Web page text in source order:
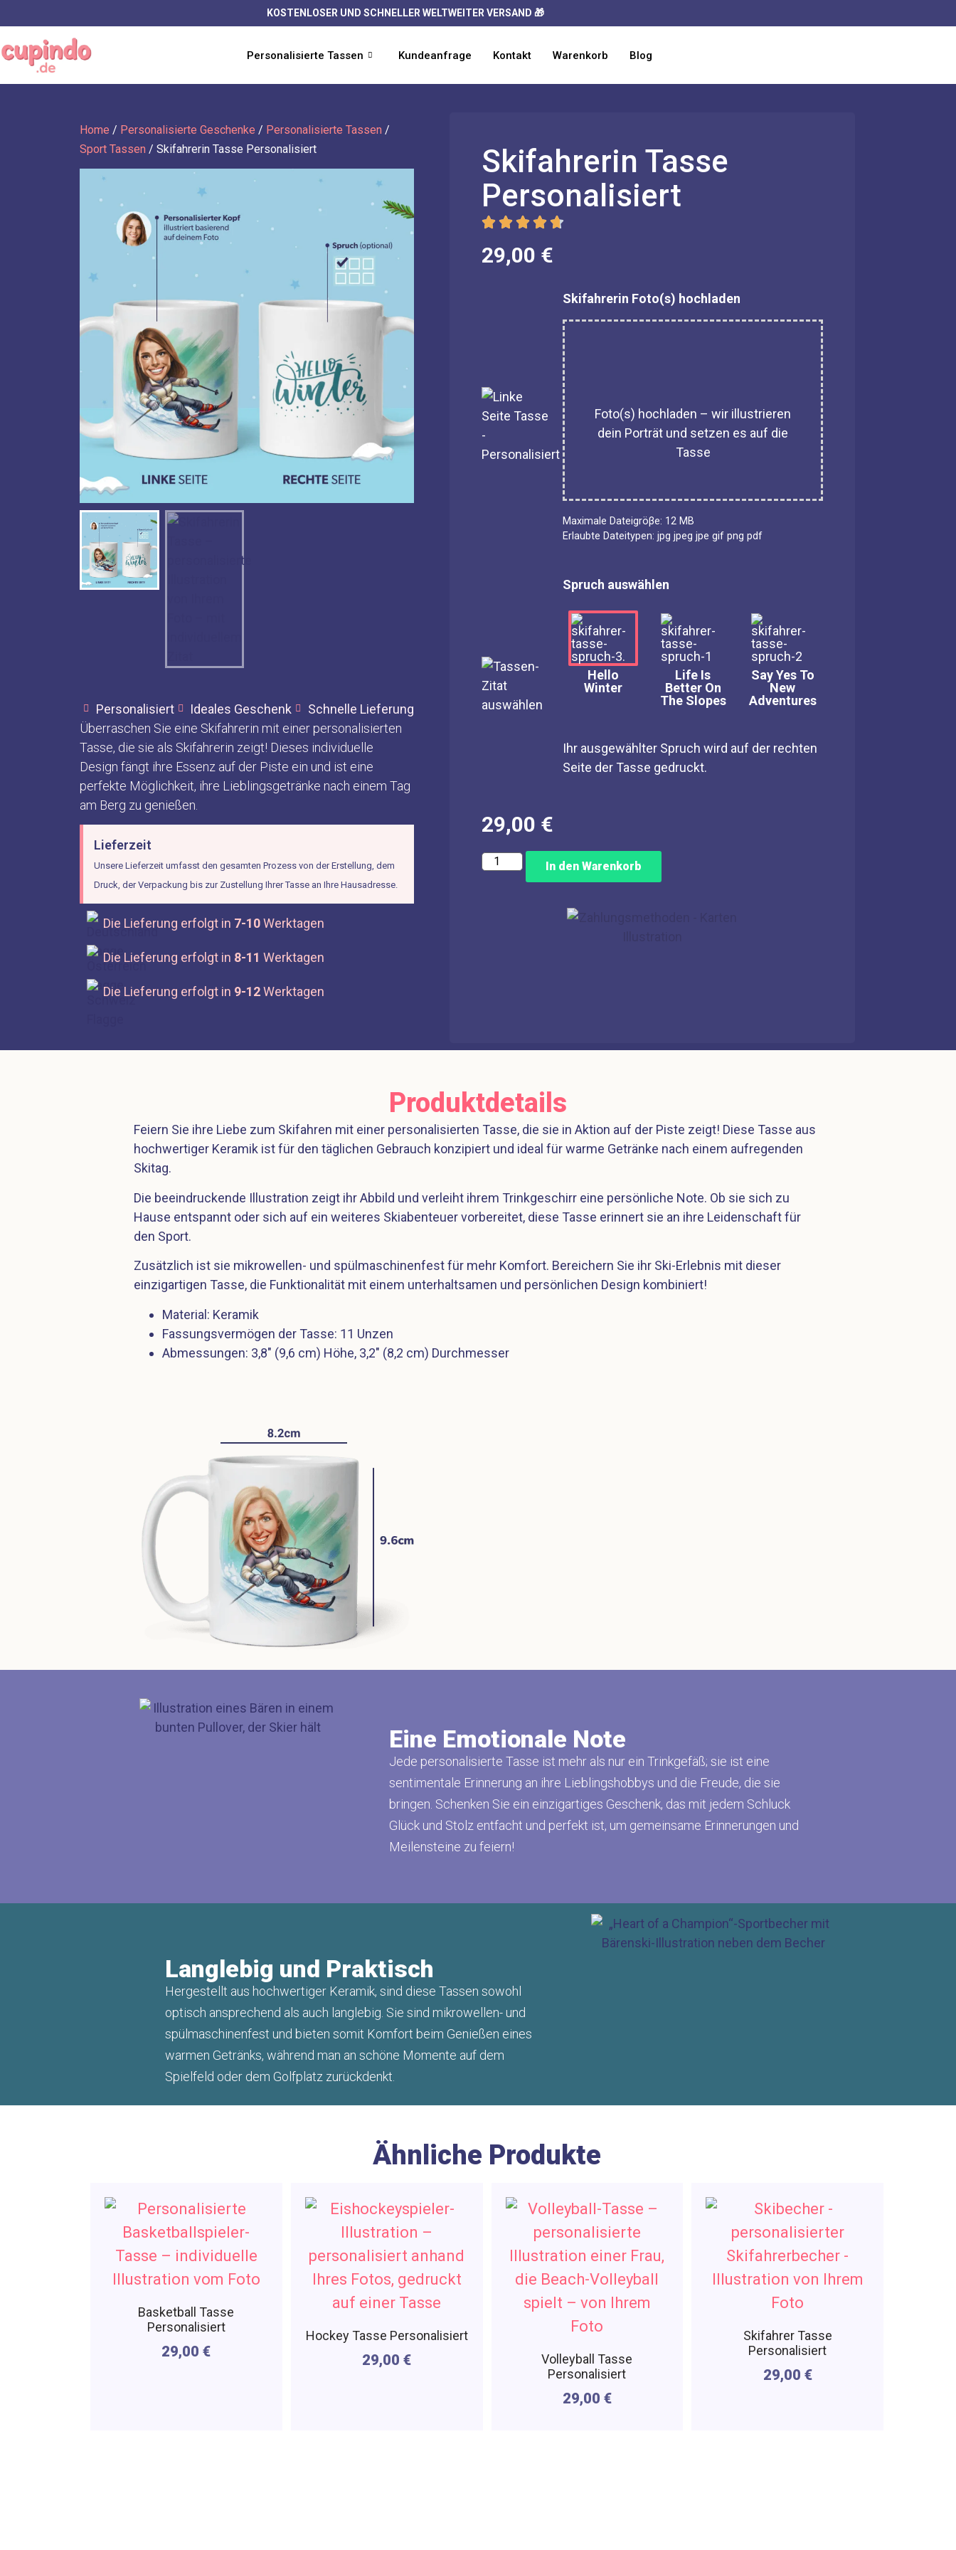
KOSTENLOSER UND SCHNELLER WELTWEITER VERSAND 🎁
Personalisierte Tassen Kundeanfrage Kontakt Warenkorb Blog
Home / Personalisierte Geschenke / Personalisierte Tassen /
Sport Tassen / Skifahrerin Tasse Personalisiert
Personalisiert Ideales Geschenk
Schnelle Lieferung
Überraschen Sie eine Skifahrerin mit einer personalisierten
Tasse, die sie als Skifahrerin zeigt! Dieses individuelle
Design fängt ihre Essenz auf der Piste ein und ist eine
perfekte Möglichkeit, ihre Lieblingsgetränke nach einem Tag
am Berg zu genießen.
Lieferzeit
Unsere Lieferzeit umfasst den gesamten Prozess von der Erstellung, dem
Druck, der Verpackung bis zur Zustellung Ihrer Tasse an Ihre Hausadresse.
Die Lieferung erfolgt in 7-10Werktagen
Die Lieferung erfolgt in 8-11 Werktagen
Die Lieferung erfolgt in 9-12Werktagen
Skifahrerin Tasse
Personalisiert
29,00 €
Skifahrerin Foto(s) hochladen
Foto(s) hochladen – wir illustrieren
dein Porträt und setzen es auf die
Tasse
Maximale Dateigröβe: 12 MB
Erlaubte Dateitypen: jpg jpeg jpe gif png pdf
Spruch auswählen
Hello
Winter
Life Is
Better On
The Slopes
Say Yes To
New
Adventures
Ihr ausgewählter Spruch wird auf der rechten
Seite der Tasse gedruckt.
29,00 €
In den Warenkorb
Produktdetails
Feiern Sie ihre Liebe zum Skifahren mit einer personalisierten Tasse, die sie in Aktion auf der Piste zeigt! Diese Tasse aus
hochwertiger Keramik ist für den täglichen Gebrauch konzipiert und ideal für warme Getränke nach einem aufregenden
Skitag.
Die beeindruckende Illustration zeigt ihr Abbild und verleiht ihrem Trinkgeschirr eine persönliche Note. Ob sie sich zu
Hause entspannt oder sich auf ein weiteres Skiabenteuer vorbereitet, diese Tasse erinnert sie an ihre Leidenschaft für
den Sport.
Zusätzlich ist sie mikrowellen- und spülmaschinenfest für mehr Komfort. Bereichern Sie ihr Ski-Erlebnis mit dieser
einzigartigen Tasse, die Funktionalität mit einem unterhaltsamen und persönlichen Design kombiniert!
Material: Keramik
Fassungsvermögen der Tasse: 11 Unzen
Abmessungen: 3,8″ (9,6 cm) Höhe, 3,2″ (8,2 cm) Durchmesser
Eine Emotionale Note
Jede personalisierte Tasse ist mehr als nur ein Trinkgefäß; sie ist eine
sentimentale Erinnerung an ihre Lieblingshobbys und die Freude, die sie
bringen. Schenken Sie ein einzigartiges Geschenk, das mit jedem Schluck
Glück und Stolz entfacht und perfekt ist, um gemeinsame Erinnerungen und
Meilensteine zu feiern!
Langlebig und Praktisch
Hergestellt aus hochwertiger Keramik, sind diese Tassen sowohl
optisch ansprechend als auch langlebig. Sie sind mikrowellen- und
spülmaschinenfest und bieten somit Komfort beim Genießen eines
warmen Getränks, während man an schöne Momente auf dem
Spielfeld oder dem Golfplatz zurückdenkt.
Ähnliche Produkte
Basketball Tasse
Personalisiert
29,00€
Hockey Tasse Personalisiert
29,00€
Volleyball Tasse
Personalisiert
29,00 €
Skifahrer Tasse
Personalisiert
29,00 €